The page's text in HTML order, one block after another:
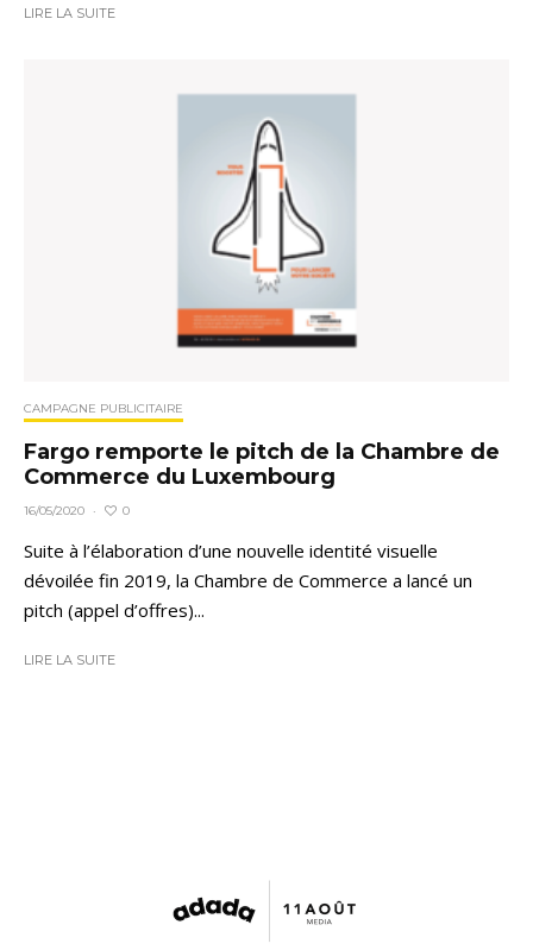
LIRE LA SUITE
CAMPAGNE PUBLICITAIRE
Fargo remporte le pitch de la Chambre de
Commerce du Luxembourg
16/05/2020 · 0
Suite à l’élaboration d’une nouvelle identité visuelle
dévoilée fin 2019, la Chambre de Commerce a lancé un
pitch (appel d’offres)...
LIRE LA SUITE